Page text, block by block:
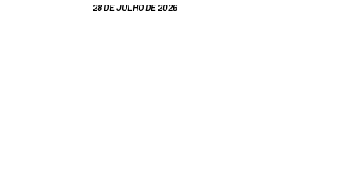
28 DE JULHO DE 2026